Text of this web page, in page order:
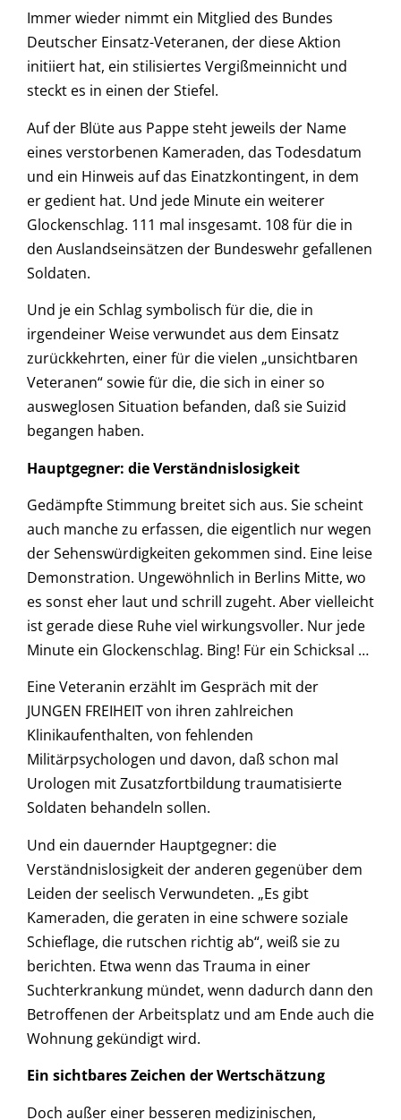
Immer wieder nimmt ein Mitglied des Bundes
Deutscher Einsatz-Veteranen, der diese Aktion
initiiert hat, ein stilisiertes Vergißmeinnicht und
steckt es in einen der Stiefel.
Auf der Blüte aus Pappe steht jeweils der Name
eines verstorbenen Kameraden, das Todesdatum
und ein Hinweis auf das Einatzkontingent, in dem
er gedient hat. Und jede Minute ein weiterer
Glockenschlag. 111 mal insgesamt. 108 für die in
den Auslandseinsätzen der Bundeswehr gefallenen
Soldaten.
Und je ein Schlag symbolisch für die, die in
irgendeiner Weise verwundet aus dem Einsatz
zurückkehrten, einer für die vielen „unsichtbaren
Veteranen“ sowie für die, die sich in einer so
ausweglosen Situation befanden, daß sie Suizid
begangen haben.
Hauptgegner: die Verständnislosigkeit
Gedämpfte Stimmung breitet sich aus. Sie scheint
auch manche zu erfassen, die eigentlich nur wegen
der Sehenswürdigkeiten gekommen sind. Eine leise
Demonstration. Ungewöhnlich in Berlins Mitte, wo
es sonst eher laut und schrill zugeht. Aber vielleicht
ist gerade diese Ruhe viel wirkungsvoller. Nur jede
Minute ein Glockenschlag. Bing! Für ein Schicksal …
Eine Veteranin erzählt im Gespräch mit der
JUNGEN FREIHEIT von ihren zahlreichen
Klinikaufenthalten, von fehlenden
Militärpsychologen und davon, daß schon mal
Urologen mit Zusatzfortbildung traumatisierte
Soldaten behandeln sollen.
Und ein dauernder Hauptgegner: die
Verständnislosigkeit der anderen gegenüber dem
Leiden der seelisch Verwundeten. „Es gibt
Kameraden, die geraten in eine schwere soziale
Schieflage, die rutschen richtig ab“, weiß sie zu
berichten. Etwa wenn das Trauma in einer
Suchterkrankung mündet, wenn dadurch dann den
Betroffenen der Arbeitsplatz und am Ende auch die
Wohnung gekündigt wird.
Ein sichtbares Zeichen der Wertschätzung
Doch außer einer besseren medizinischen,